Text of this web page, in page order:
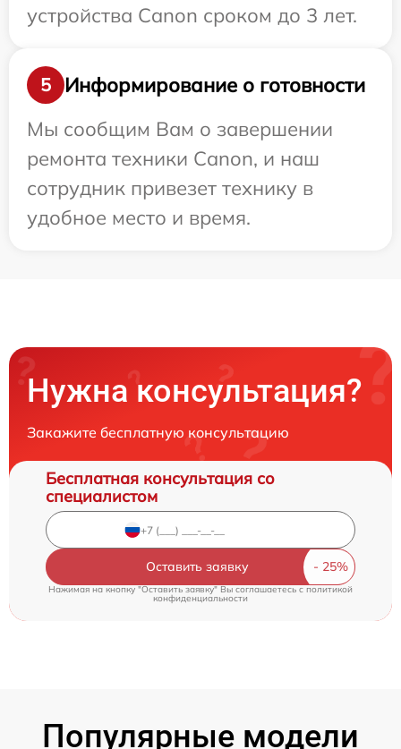
устройства Canon сроком до 3 лет.
5
Информирование о готовности
Мы сообщим Вам о завершении
ремонта техники Canon, и наш
сотрудник привезет технику в
удобное место и время.
Нужна консультация?
Закажите бесплатную консультацию
Бесплатная консультация со
специалистом
Оставить заявку
Нажимая на кнопку "Оставить заявку" Вы соглашаетесь c политикой
конфиденциальности
Популярные модели